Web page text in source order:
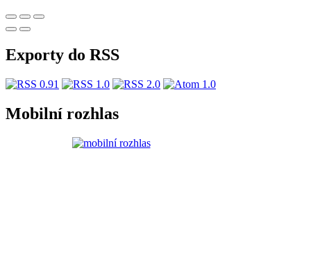
Exporty do RSS
Mobilní rozhlas